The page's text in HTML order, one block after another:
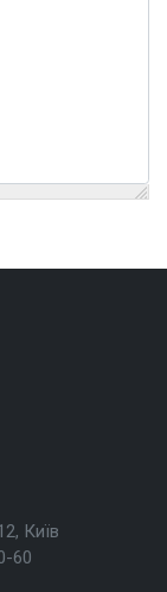
Київ
60